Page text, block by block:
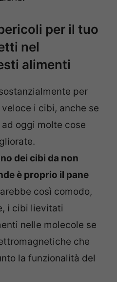
per il tuo
nel
alimenti
per
i cibi, anche se
oggi molte cose
dei cibi da non
è proprio il pane
così comodo,
i cibi lievitati
nelle molecole se
che
la funzionalità del